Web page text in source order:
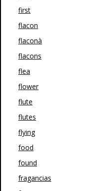
first
flacon
flaconà
flacons
flea
flower
flute
flutes
flying
food
found
fragancias